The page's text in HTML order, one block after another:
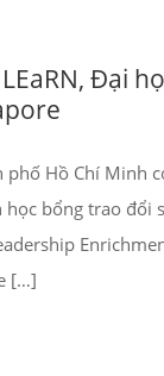
Đại
phố Hồ Chí Minh
bổng trao đổi
[…]